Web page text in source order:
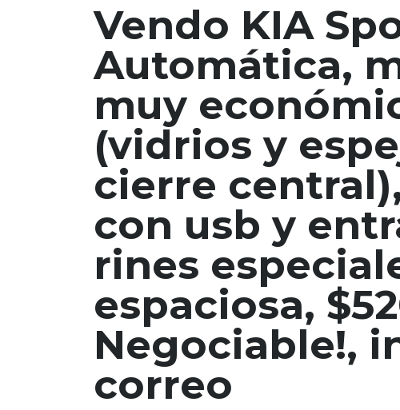
Vendo KIA
Automática,
muy
(vidrios y
cierre
con usb y
rines
espaciosa,
Negociable!,
correo